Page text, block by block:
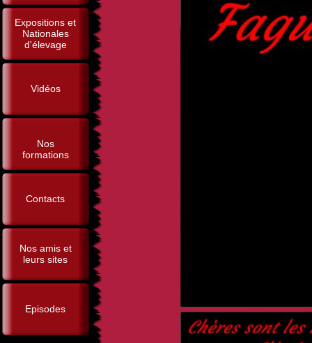
Expositions et
Nationales
d'élevage
Vidéos
Nos
formations
Contacts
Nos amis et
leurs sites
Episodes